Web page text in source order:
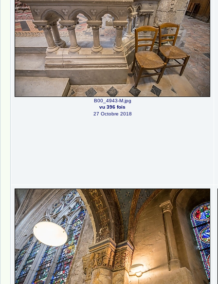
B00_4943-M.jpg
vu 396 fois
27 Octobre 2018